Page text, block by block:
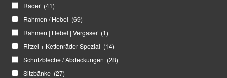
Räder (41)
Rahmen / Hebel (69)
Rahmen | Hebel | Vergaser (1)
Ritzel + Kettenräder Spezial (14)
Schutzbleche / Abdeckungen (28)
Sitzbänke (27)